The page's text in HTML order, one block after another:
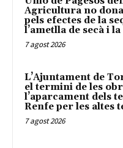
Agricultura no
pels efectes de la
l’ametlla de secà i
7 agost 2026
L’Ajuntament de
el termini de les
l’aparcament dels
Renfe per les altes
7 agost 2026